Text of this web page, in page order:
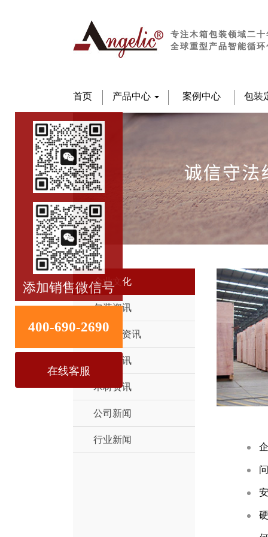
专注木箱包装领域二十
全球重型产品智能循
首页 产品中心 案例中心 包装
企业文化
包装资讯
危险品资讯
机械资讯
木材资讯
公司新闻
行业新闻